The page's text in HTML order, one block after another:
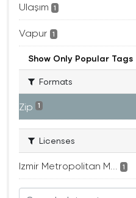
Ulaşım 1
Vapur 1
Show Only Popular Tags
Formats
Zip 1
Licenses
Izmir Metropolitan M... 1